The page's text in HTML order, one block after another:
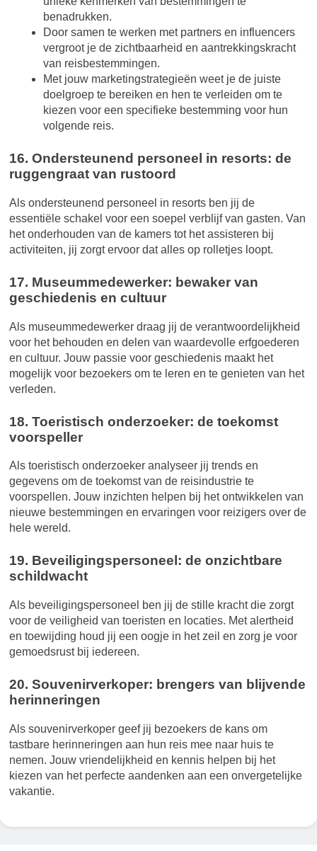
benadrukken.
Door samen te werken met partners en influencers
vergroot je de zichtbaarheid en aantrekkingskracht
van reisbestemmingen.
Met jouw marketingstrategieën weet je de juiste
doelgroep te bereiken en hen te verleiden om te
kiezen voor een specifieke bestemming voor hun
volgende reis.
16. Ondersteunend personeel in resorts: de
ruggengraat van rustoord
Als ondersteunend personeel in resorts ben jij de
essentiële schakel voor een soepel verblijf van gasten. Van
het onderhouden van de kamers tot het assisteren bij
activiteiten, jij zorgt ervoor dat alles op rolletjes loopt.
17. Museummedewerker: bewaker van
geschiedenis en cultuur
Als museummedewerker draag jij de verantwoordelijkheid
voor het behouden en delen van waardevolle erfgoederen
en cultuur. Jouw passie voor geschiedenis maakt het
mogelijk voor bezoekers om te leren en te genieten van het
verleden.
18. Toeristisch onderzoeker: de toekomst
voorspeller
Als toeristisch onderzoeker analyseer jij trends en
gegevens om de toekomst van de reisindustrie te
voorspellen. Jouw inzichten helpen bij het ontwikkelen van
nieuwe bestemmingen en ervaringen voor reizigers over de
hele wereld.
19. Beveiligingspersoneel: de onzichtbare
schildwacht
Als beveiligingspersoneel ben jij de stille kracht die zorgt
voor de veiligheid van toeristen en locaties. Met alertheid
en toewijding houd jij een oogje in het zeil en zorg je voor
gemoedsrust bij iedereen.
20. Souvenirverkoper: brengers van blijvende
herinneringen
Als souvenirverkoper geef jij bezoekers de kans om
tastbare herinneringen aan hun reis mee naar huis te
nemen. Jouw vriendelijkheid en kennis helpen bij het
kiezen van het perfecte aandenken aan een onvergetelijke
vakantie.